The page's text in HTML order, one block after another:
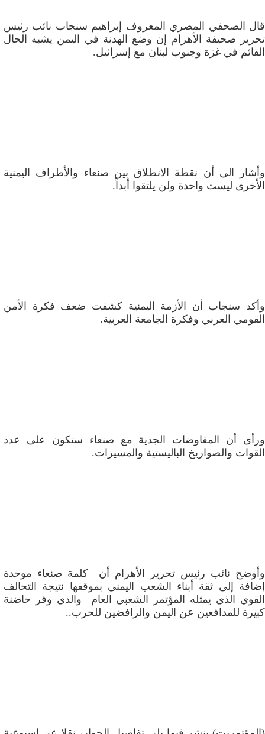
قال الصحفي المصري المعروف إبراهيم سنجاب نائب رئيس
تحرير صحيفة الأهرام إن وضع الهدنة في اليمن يشبه الحال
القائم في غزة وجنوب لبنان مع إسرائيل.
وأشار الى أن نقطة الانطلاق بين صنعاء والأطراف اليمنية
الأخرى ليست واحدة ولن يلتقوا أبداً.
وأكد سنجاب أن الأزمة اليمنية كشفت ضعف فكرة الأمن
القومي العربي وفكرة الجامعة العربية.
ورأى أن المفاوضات الجدية مع صنعاء ستكون على عدد
القوات والصواريخ الباليستية والمسيرات.
وأوضح نائب رئيس تحرير الأهرام أن كلمة صنعاء موحدة
إضافة إلى ثقة أبناء الشعب اليمني بموقفها نتيجة التحالف
القوي الذي يمثله المؤتمر الشعبي العام والذي وفر حاضنة
كبيرة للمدافعين عن اليمن والرافضين للحرب..